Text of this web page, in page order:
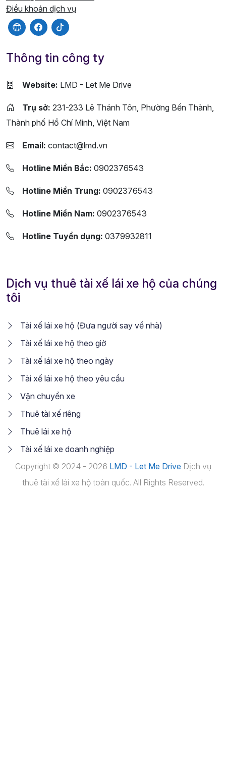
Điều khoản dịch vụ
Thông tin công ty
Website: LMD - Let Me Drive
Trụ sở: 231-233 Lê Thánh Tôn, Phường Bến Thành,
Thành phố Hồ Chí Minh, Việt Nam
Email: contact@lmd.vn
Hotline Miền Bắc: 0902376543
Hotline Miền Trung: 0902376543
Hotline Miền Nam: 0902376543
Hotline Tuyển dụng: 0379932811
Dịch vụ thuê tài xế lái xe hộ của chúng
tôi
Tài xế lái xe hộ (Đưa người say về nhà)
Tài xế lái xe hộ theo giờ
Tài xế lái xe hộ theo ngày
Tài xế lái xe hộ theo yêu cầu
Vận chuyển xe
Thuê tài xế riêng
Thuê lái xe hộ
Tài xế lái xe doanh nghiệp
Copyright © 2024 - 2026 LMD - Let Me Drive Dịch vụ
thuê tài xế lái xe hộ toàn quốc. All Rights Reserved.